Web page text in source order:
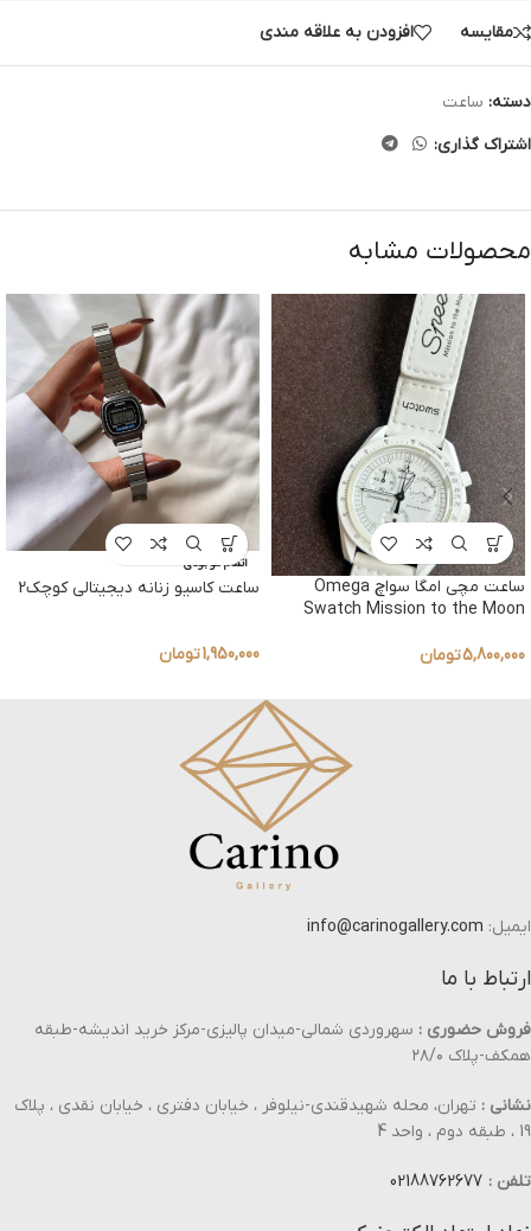
مقایسه افزودن به علاقه مندی
دسته: ساعت
اشتراک گذاری:
محصولات مشابه
ساعت مچی امگا سواچ Omega
Swatch Mission to the Moon
5,800,000تومان
اتمام موجودی
ساعت کاسیو زنانه دیجیتالی کوچک2
1,950,000تومان
ایمیل: info@carinogallery.com
ارتباط با ما
فروش حضوری : سهروردی شمالی-میدان پالیزی-مرکز خرید اندیشه-طبقه
همکف-پلاک ۲۸/۰
نشانی : تهران، محله شهیدقندی-نیلوفر ، خیابان دفتری ، خیابان نقدی ، پلاک
19 ، طبقه دوم ، واحد 4
تلفن : 02188762677